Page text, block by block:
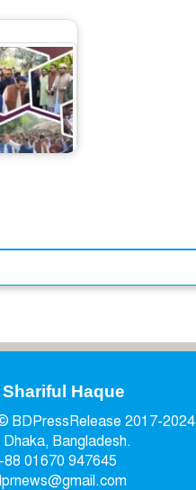
দোলনকে
Haque
BDPressRelease 2017-2024
Dhaka, Bangladesh.
01670 947645